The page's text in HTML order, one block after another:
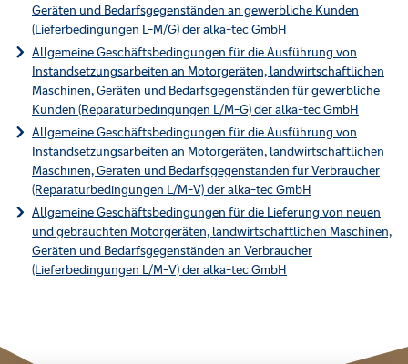
Geräten und Bedarfsgegenständen an gewerbliche Kunden
(Lieferbedingungen L-M/G) der alka-tec GmbH
Allgemeine Geschäftsbedingungen für die Ausführung von
Instandsetzungsarbeiten an Motorgeräten, landwirtschaftlichen
Maschinen, Geräten und Bedarfsgegenständen für gewerbliche
Kunden (Reparaturbedingungen L/M-G) der alka-tec GmbH
Allgemeine Geschäftsbedingungen für die Ausführung von
Instandsetzungsarbeiten an Motorgeräten, landwirtschaftlichen
Maschinen, Geräten und Bedarfsgegenständen für Verbraucher
(Reparaturbedingungen L/M-V) der alka-tec GmbH
Allgemeine Geschäftsbedingungen für die Lieferung von neuen
und gebrauchten Motorgeräten, landwirtschaftlichen Maschinen,
Geräten und Bedarfsgegenständen an Verbraucher
(Lieferbedingungen L/M-V) der alka-tec GmbH